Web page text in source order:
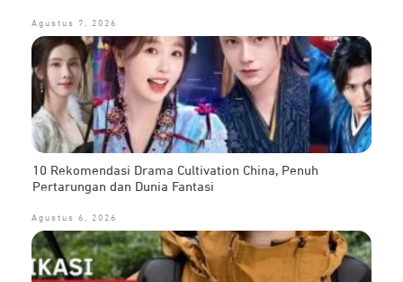
Agustus 7, 2026
10 Rekomendasi Drama Cultivation China, Penuh
Pertarungan dan Dunia Fantasi
Agustus 6, 2026